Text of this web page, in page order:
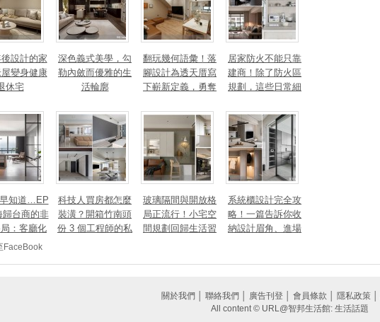
設計的家
變身健康
休宅
深色義式美學，勾
勒內斂而優雅的生
活輪廓
翻玩幾何語彙！落
腳設計為透天厝寫
下嶄新定義，勇奪
TAN 國際大獎
居家防火不能只靠
建商！除了防火區
規劃，這些日常細
早知道…EP
歸台商的非
：客廳化
作空間，
科技人買房都怎麼
裝潢？開箱竹南頭
份 3 個工程師的私
玻璃隔間與開放格
局正流行！小宅空
間規劃回歸生活習
系統櫃設計完全攻
略！一篇告訴你收
納設計眉角、進場
FaceBook
關於我們 聯絡我們 廣告刊登 會員條款 隱私政策
All content © URL@智邦生活館: 生活話題